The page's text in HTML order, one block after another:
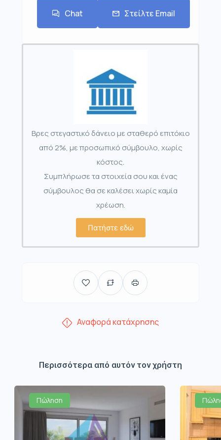
Chat Στείλτε Email
Βρες στεγαστικό δάνειο με σταθερό επιτόκιο
από 2%, με προσωπικό σύμβουλο, χωρίς
κόστος.
Συμπλήρωσε τα στοιχεία σου και ένας
σύμβουλος θα σε καλέσει χωρίς καμία
χρέωση.
Πατήστε εδώ
Αναφορά κατάχρησης
Περισσότερα από αυτόν τον χρήστη
Πώληση